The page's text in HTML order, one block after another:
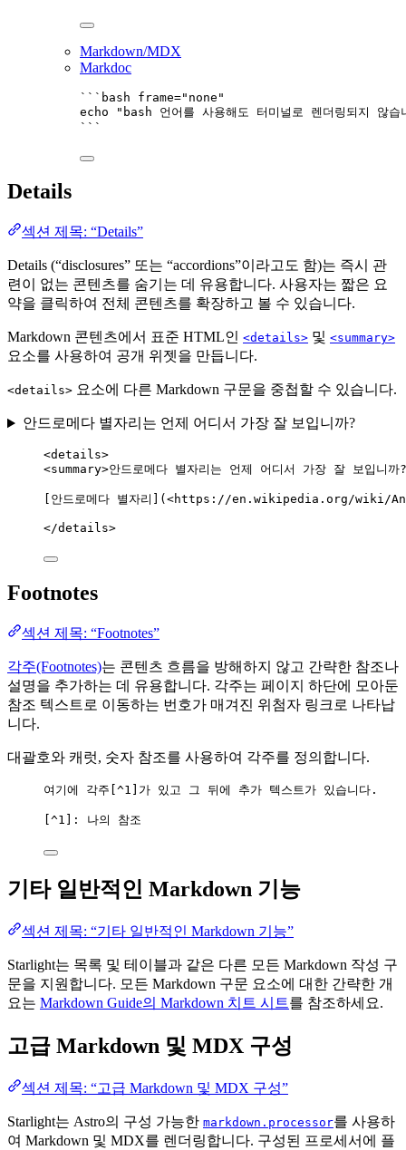
Markdown/MDX
Markdoc
```bash frame="none"
echo
" bash 언어를 사용해도 터미널로 렌더링되지 않습
```
Details
섹션 제목: “Details”
Details (“disclosures” 또는 “accordions”이라고도 함)는 즉시 관
련이 없는 콘텐츠를 숨기는 데 유용합니다. 사용자는 짧은 요
약을 클릭하여 전체 콘텐츠를 확장하고 볼 수 있습니다.
Markdown 콘텐츠에서 표준 HTML인 <details> 및 <summary>
요소를 사용하여 공개 위젯을 만듭니다.
<details> 요소에 다른 Markdown 구문을 중첩할 수 있습니다.
안드로메다 별자리는 언제 어디서 가장 잘 보입니까?
<details>
<summary>안드로메다 별자리는 언제 어디서 가장 잘 보입니까?
[안드로메다 별자리]( <https://en.wikipedia.org/wiki/
</details>
Footnotes
섹션 제목: “Footnotes”
각주(Footnotes)는 콘텐츠 흐름을 방해하지 않고 간략한 참조나
설명을 추가하는 데 유용합니다. 각주는 페이지 하단에 모아둔
참조 텍스트로 이동하는 번호가 매겨진 위첨자 링크로 나타납
니다.
대괄호와 캐럿, 숫자 참조를 사용하여 각주를 정의합니다.
여기에 각주[ ^1 ]가 있고 그 뒤에 추가 텍스트가 있습니다.
^1 ]: 나의 참조
기타 일반적인 Markdown 기능
섹션 제목: “기타 일반적인 Markdown 기능”
Starlight는 목록 및 테이블과 같은 다른 모든 Markdown 작성 구
문을 지원합니다. 모든 Markdown 구문 요소에 대한 간략한 개
요는 Markdown Guide의 Markdown 치트 시트를 참조하세요.
고급 Markdown 및 MDX 구성
섹션 제목: “고급 Markdown 및 MDX 구성”
Starlight는 Astro의 구성 가능한 markdown.processor를 사용하
여 Markdown 및 MDX를 렌더링합니다. 구성된 프로세서에 플